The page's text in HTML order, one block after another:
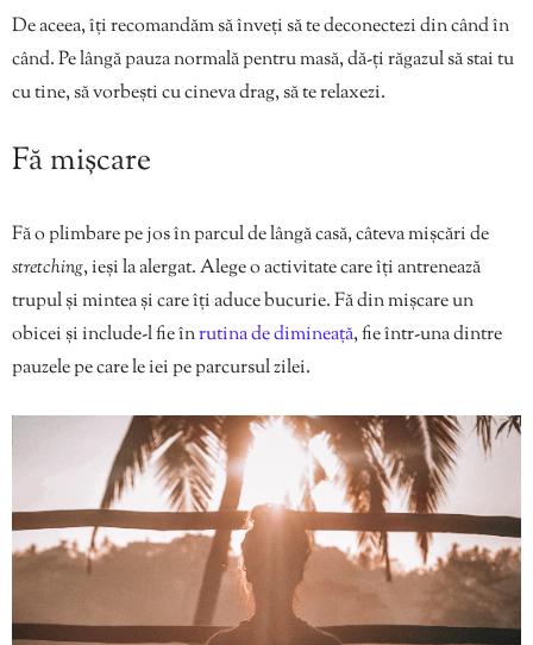
De aceea, îți recomandăm să înveți să te deconectezi din când în
când. Pe lângă pauza normală pentru masă, dă-ți răgazul să stai tu
cu tine, să vorbești cu cineva drag, să te relaxezi.
Fă mișcare
Fă o plimbare pe jos în parcul de lângă casă, câteva mișcări de
stretching, ieși la alergat. Alege o activitate care îți antrenează
trupul și mintea și care îți aduce bucurie. Fă din mișcare un
obicei și include-l fie înrutina de dimineață, fie într-una dintre
pauzele pe care le iei pe parcursul zilei.